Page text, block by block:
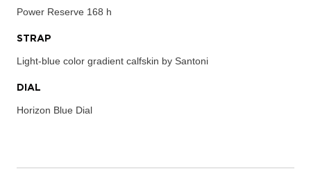
Power Reserve 168 h
STRAP
Light-blue color gradient calfskin by Santoni
DIAL
Horizon Blue Dial